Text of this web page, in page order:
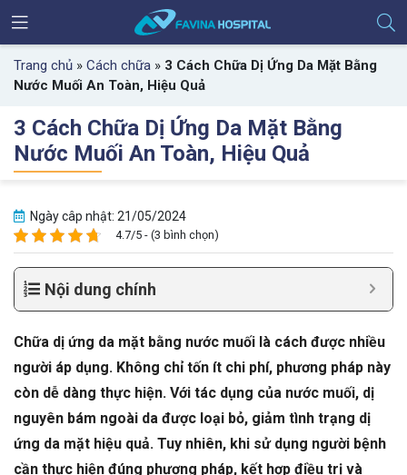
Trang chủ » Cách chữa » 3 Cách Chữa Dị Ứng Da Mặt Bằng
Nước Muối An Toàn, Hiệu Quả
3 Cách Chữa Dị Ứng Da Mặt Bằng
Nước Muối An Toàn, Hiệu Quả
Ngày câp nhật: 21/05/2024
4.7/5 - (3 bình chọn)
Nội dung chính
Chữa dị ứng da mặt bằng nước muối là cách được nhiều
người áp dụng. Không chỉ tốn ít chi phí, phương pháp này
còn dễ dàng thực hiện. Với tác dụng của nước muối, dị
nguyên bám ngoài da được loại bỏ, giảm tình trạng dị
ứng da mặt hiệu quả. Tuy nhiên, khi sử dụng người bệnh
cần thực hiện đúng phương pháp, kết hợp điều trị và